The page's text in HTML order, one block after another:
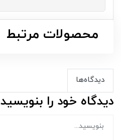
محصولات مرتبط
دیدگاه‌ها
دیدگاه خود را بنویسید